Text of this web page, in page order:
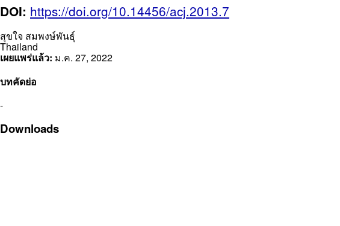
DOI: https://doi.org/10.14456/acj.2013.7
สุขใจ สมพงษ์พันธุ์
Thailand
เผยแพร่แล้ว: ม.ค. 27, 2022
บทคัดย่อ
-
Downloads